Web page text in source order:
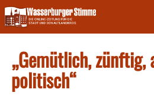
Skip
to
content
„Gemütlich, zünftig,
politisch“